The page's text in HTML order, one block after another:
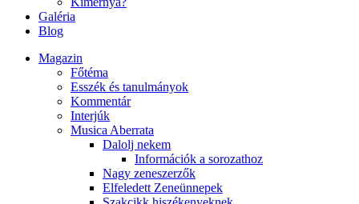
Galéria
Blog
Magazin
Főtéma
Esszék és tanulmányok
Kommentár
Interjúk
Musica Aberrata
Dalolj nekem
Információk a sorozathoz
Nagy zeneszerzők
Elfeledett Zeneünnepek